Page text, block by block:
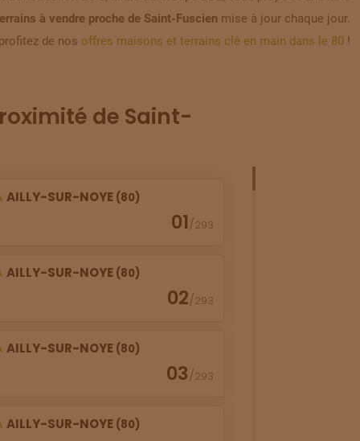
à vendre proche de Saint-Fuscien mise à jour chaque jour.
de nos offres maisons et terrains clé en main dans le 80 !
de Saint-
AILLY-SUR-NOYE (80)
01/293
AILLY-SUR-NOYE (80)
02/293
AILLY-SUR-NOYE (80)
03/293
AILLY-SUR-NOYE (80)